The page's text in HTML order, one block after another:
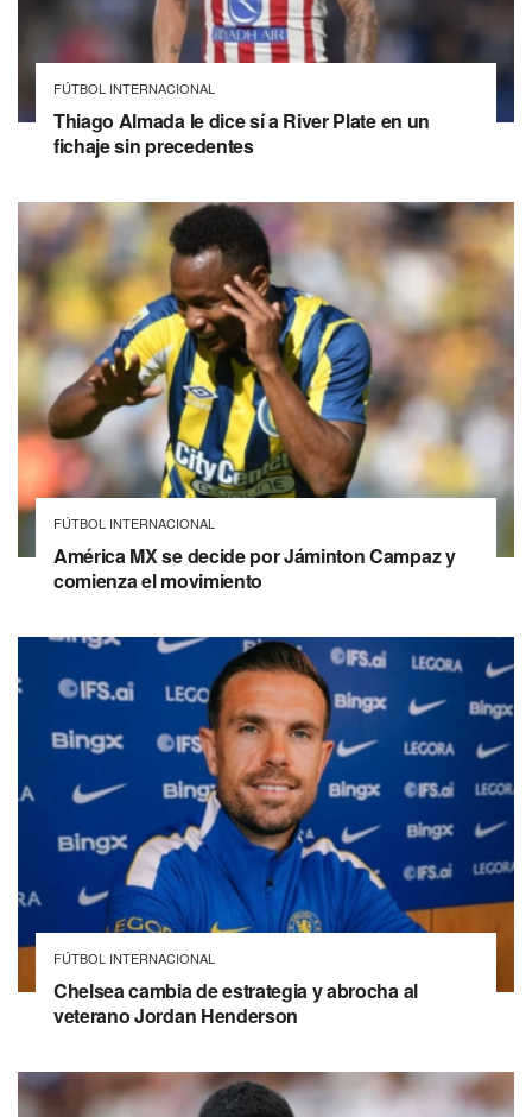
FÚTBOL INTERNACIONAL
Thiago Almada le dice sí a River Plate en un
fichaje sin precedentes
FÚTBOL INTERNACIONAL
América MX se decide por Jáminton Campaz y
comienza el movimiento
FÚTBOL INTERNACIONAL
Chelsea cambia de estrategia y abrocha al
veterano Jordan Henderson